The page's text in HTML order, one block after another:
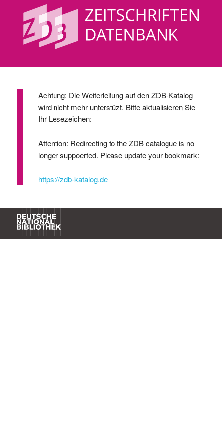
Achtung: Die Weiterleitung auf den ZDB-Katalog
wird nicht mehr unterstüzt. Bitte aktualisieren Sie
Ihr Lesezeichen:
Attention: Redirecting to the ZDB catalogue is no
longer suppoerted. Please update your bookmark:
https://zdb-katalog.de